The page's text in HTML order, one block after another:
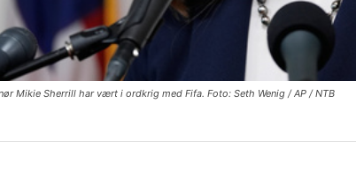
Mikie Sherrill har vært i ordkrig med Fifa. Foto: Seth Wenig / AP / NTB